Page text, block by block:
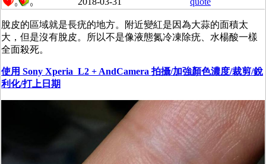
0 0
脫皮的區域就是長疣的地方。附近變紅是因為大蒜的面積太
大，但是沒有脫皮。所以不是像液態氮冷凍除疣、水楊酸一樣
全面殺死。
使用 Sony Xperia L2 + AndCamera 拍攝/加強顏色濃度/裁剪/銳
利化/打上日期